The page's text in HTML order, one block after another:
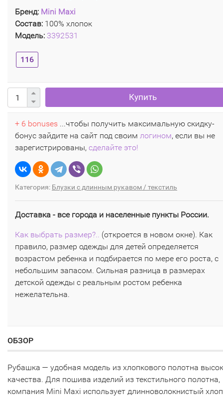
Бренд: Mini Maxi
Состав: 100% хлопок
Модель: 3392531
116
Купить
+ 6 bonuses ...чтобы получить максимальную скидку-
бонус зайдите на сайт под своим логином, если вы не
зарегистрированы, сделайте это!
Категория: Блузки с длинным рукавом / текстиль
Доставка - все города и населенные пункты России.
Как выбрать размер?.. (откроется в новом окне). Как
правило, размер одежды для детей определяется
возрастом ребенка и подбирается по мере его роста, с
небольшим запасом. Сильная разница в размерах
детской одежды с реальным ростом ребенка
нежелательна.
ОБЗОР
Рубашка — удобная модель из хлопкового полотна
качества. Для пошива изделий из текстильного полотна,
компания Mini Maxi использует длинноволокнистый